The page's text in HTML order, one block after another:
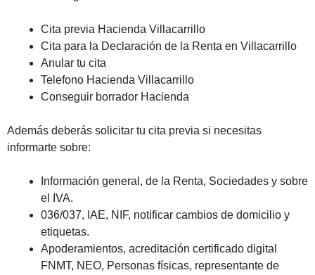
Cita previa Hacienda Villacarrillo
Cita para la Declaración de la Renta en Villacarrillo
Anular tu cita
Telefono Hacienda Villacarrillo
Conseguir borrador Hacienda
Además deberás solicitar tu cita previa si necesitas
informarte sobre:
Información general, de la Renta, Sociedades y sobre
el IVA.
036/037, IAE, NIF, notificar cambios de domicilio y
etiquetas.
Apoderamientos, acreditación certificado digital
FNMT, NEO, Personas físicas, representante de